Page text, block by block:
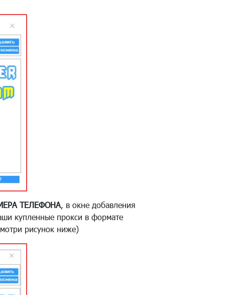
ТЕЛЕФОНА, в окне добавления
купленные прокси в формате
рисунок ниже)